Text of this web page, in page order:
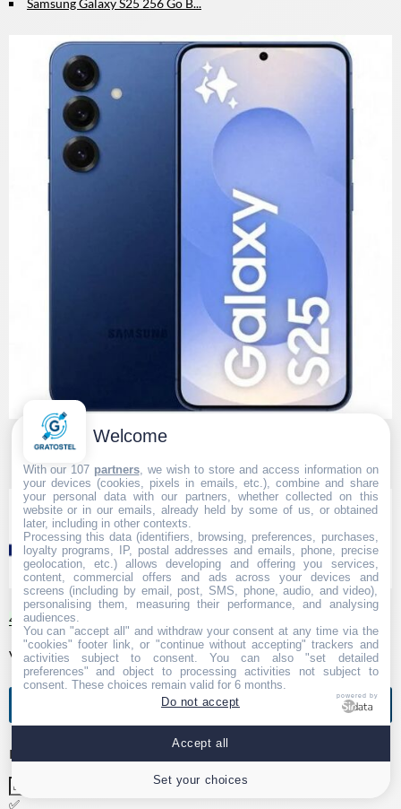
Samsung Galaxy S25 256 Go B...
499,00 €Voir
Voir + d'articles
Test d'éligibilité à la fibre
Indiquez votre ville ou code postal 🏙️
✅
Welcome
With our 107 partners, we wish to store and access information on
your devices (cookies, pixels in emails, etc.), combine and share
your personal data with our partners, whether collected on this
website or in our emails, already held by some of us, or obtained
later, including in other contexts.
Processing this data (identifiers, browsing, preferences, purchases,
loyalty programs, IP, postal addresses and emails, phone, precise
geolocation, etc.) allows developing and offering you services,
content, commercial offers and ads across your devices and
screens (including by email, post, SMS, phone, audio, and video),
personalising them, measuring their performance, and analysing
audiences.
You can "accept all" and withdraw your consent at any time via the
"cookies" footer link, or "continue without accepting" trackers and
activities subject to consent. You can also "set detailed
preferences" and object to processing activities not subject to
consent. These choices remain valid for 6 months.
Do not accept
powered by
Set your choices
Accept all